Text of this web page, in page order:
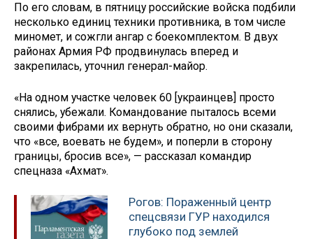
По его словам, в пятницу российские войска подбили
несколько единиц техники противника, в том числе
миномет, и сожгли ангар с боекомплектом. В двух
районах Армия РФ продвинулась вперед и
закрепилась, уточнил генерал-майор.
«На одном участке человек 60 [украинцев] просто
снялись, убежали. Командование пыталось всеми
своими фибрами их вернуть обратно, но они сказали,
что «все, воевать не будем», и поперли в сторону
границы, бросив все», — рассказал командир
спецназа «Ахмат».
Рогов: Пораженный центр
спецсвязи ГУР находился
глубоко под землей